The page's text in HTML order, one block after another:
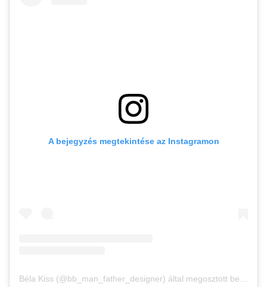
A bejegyzés megtekintése az Instagramon
Béla Kiss (@bb_man_father_designer) által megosztott bejegyzés